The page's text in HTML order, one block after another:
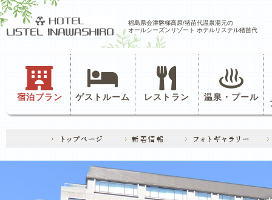
福島県会津磐梯高原/猪苗代温泉湯元の
オールシーズンリゾート ホテルリステル猪苗代
宿泊プラン ゲストルーム レストラン 温泉・プール